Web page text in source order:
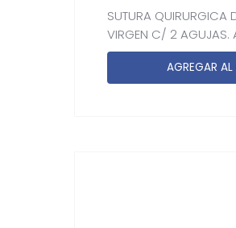
SUTURA QUIRURGICA
VIRGEN C/ 2 AGUJAS.
AGREGAR